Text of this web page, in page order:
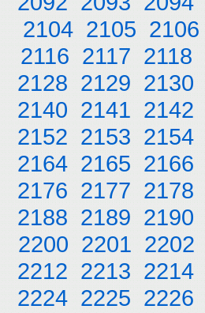
2104 2105 2106
2116 2117 2118
2128 2129 2130
2140 2141 2142
2152 2153 2154
2164 2165 2166
2176 2177 2178
2188 2189 2190
2200 2201 2202
2212 2213 2214
2224 2225 2226